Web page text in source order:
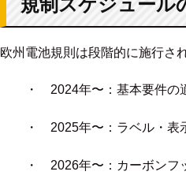
欧州電池規則は段階的に施行さ
・ 2024年〜：基本要件の
・ 2025年〜：ラベル・表
・ 2026年〜：カーボンフ